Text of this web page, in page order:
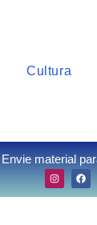
Cultura
Envie material